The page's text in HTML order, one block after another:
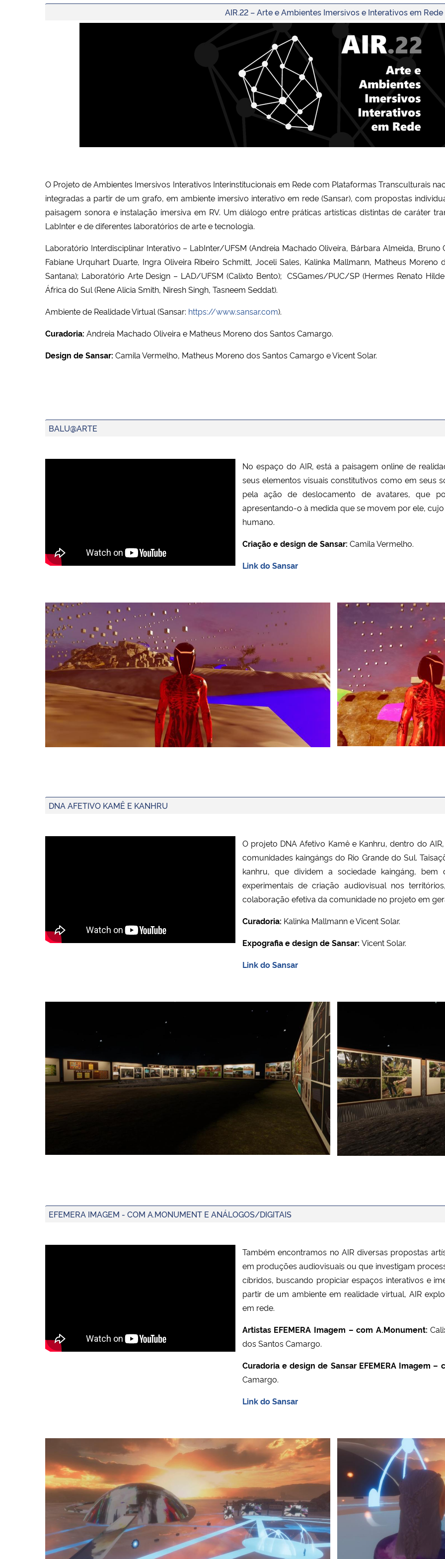
AIR.22 – Arte e Ambientes Imersivos e Interativos em Rede
O Projeto de Ambientes Imersivos Interativos Interinstitucionais em Rede com Plataformas Transculturais
integradas a partir de um grafo, em ambiente imersivo interativo em rede (Sansar), com propostas
paisagem sonora e instalação imersiva em RV. Um diálogo entre práticas artísticas distintas de caráter
LabInter e de diferentes laboratórios de arte e tecnologia.
Laboratório Interdisciplinar Interativo – LabInter/UFSM (Andreia Machado Oliveira, Bárbara Almeida, Bruno
Fabiane Urquhart Duarte, Ingra Oliveira Ribeiro Schmitt, Joceli Sales, Kalinka Mallmann, Matheus Moreno
Santana); Laboratório Arte Design – LAD/UFSM (Calixto Bento); CSGames/PUC/SP (Hermes Renato
África do Sul (Rene Alicia Smith, Niresh Singh, Tasneem Seddat).
Ambiente de Realidade Virtual (Sansar: https://www.sansar.com).
Curadoria: Andreia Machado Oliveira e Matheus Moreno dos Santos Camargo.
Design de Sansar: Camila Vermelho, Matheus Moreno dos Santos Camargo e Vicent Solar.
BALU@ARTE
No espaço do AIR, está a paisagem online de
seus elementos visuais constitutivos como em seus
pela ação de deslocamento de avatares, que
apresentando-o à medida que se movem por ele,
humano.
Criação e design de Sansar: Camila Vermelho.
Link do Sansar
DNA AFETIVO KAMÊ E KANHRU
O projeto DNA Afetivo Kamê e Kanhru, dentro do
comunidades kaingángs do Rio Grande do Sul.
kanhru, que dividem a sociedade kaingáng,
experimentais de criação audiovisual nos
colaboração efetiva da comunidade no projeto em
Curadoria: Kalinka Mallmann e Vicent Solar.
Expografia e design de Sansar: Vicent Solar.
Link do Sansar
EFEMERA IMAGEM - COM A.MONUMENT E ANÁLOGOS/DIGITAIS
Também encontramos no AIR diversas propostas
em produções audiovisuais ou que investigam
cíbridos, buscando propiciar espaços interativos e
partir de um ambiente em realidade virtual, AIR
em rede.
Artistas EFEMERA Imagem – com A.Monument:
dos Santos Camargo.
Curadoria e design de Sansar EFEMERA Imagem –
Camargo.
Link do Sansar